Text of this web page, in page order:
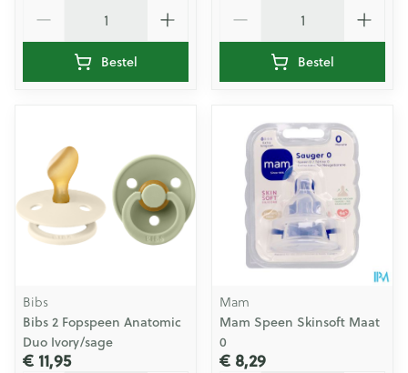
Bestel Bestel
Bibs
Bibs 2 Fopspeen Anatomic
Duo Ivory/sage
€ 11,95
Mam
Mam Speen Skinsoft Maat
0
€ 8,29